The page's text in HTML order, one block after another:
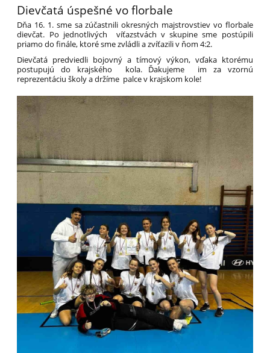
Dievčatá úspešné vo florbale
Dňa 16. 1. sme sa zúčastnili okresných majstrovstiev vo florbale
dievčat. Po jednotlivých víťazstvách v skupine sme postúpili
priamo do finále, ktoré sme zvládli a zvíťazili v ňom 4:2.
Dievčatá predviedli bojovný a tímový výkon, vďaka ktorému
postupujú do krajského kola. Ďakujeme im za vzornú
reprezentáciu školy a držíme palce v krajskom kole!